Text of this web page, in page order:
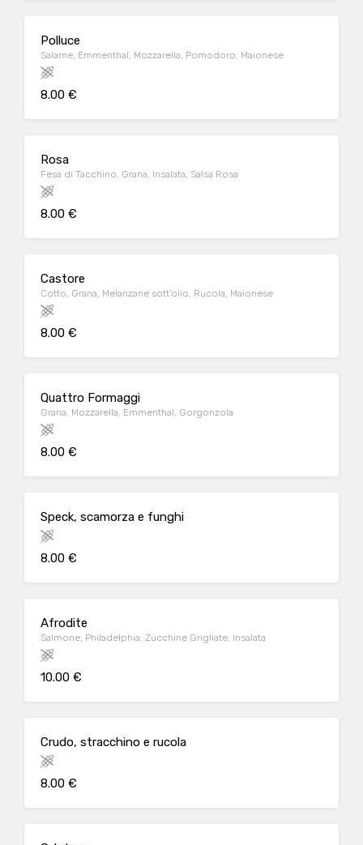
Polluce
Salame, Emmenthal, Mozzarella, Pomodoro, Maionese
8.00 €
Rosa
Fesa di Tacchino, Grana, Insalata, Salsa Rosa
8.00 €
Castore
Cotto, Grana, Melanzane sott'olio, Rucola, Maionese
8.00 €
Quattro Formaggi
Grana, Mozzarella, Emmenthal, Gorgonzola
8.00 €
Speck, scamorza e funghi
8.00 €
Afrodite
Salmone, Philadelphia, Zucchine Grigliate, Insalata
10.00 €
Crudo, stracchino e rucola
8.00 €